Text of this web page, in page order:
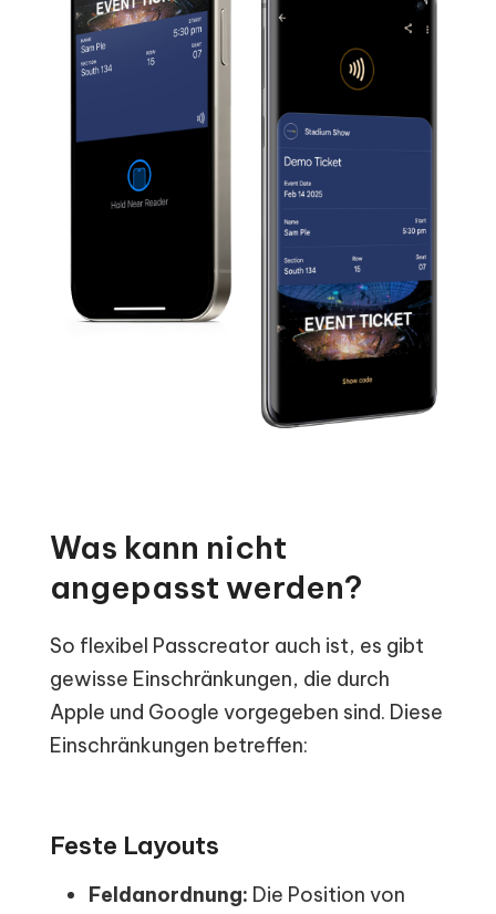
Was kann nicht
angepasst werden?
So flexibel Passcreator auch ist, es gibt
gewisse Einschränkungen, die durch
Apple und Google vorgegeben sind. Diese
Einschränkungen betreffen:
Feste Layouts
Feldanordnung: Die Position von